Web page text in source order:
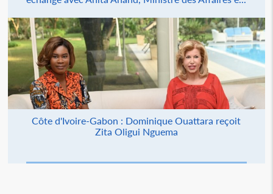
Côte d'Ivoire-Gabon : Dominique Ouattara reçoit
Zita Oligui Nguema